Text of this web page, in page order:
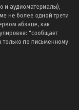
и аудиоматериалы),
не более одной трети
абзаце, как
"сообщает
по письменному